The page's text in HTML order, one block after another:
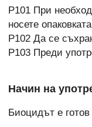
P101 При
носете
P102 Да се
P103 Преди
Начин на
Биоцидът е